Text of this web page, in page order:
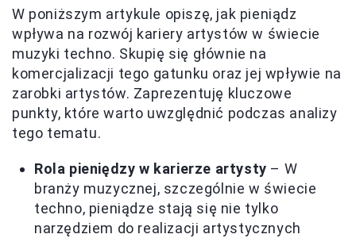
W poniższym artykule opiszę, jak pieniądz
wpływa na rozwój kariery artystów w świecie
muzyki techno. Skupię się głównie na
komercjalizacji tego gatunku oraz jej wpływie na
zarobki artystów. Zaprezentuję kluczowe
punkty, które warto uwzględnić podczas analizy
tego tematu.
Rola pieniędzy w karierze artysty – W
branży muzycznej, szczególnie w świecie
techno, pieniądze stają się nie tylko
narzędziem do realizacji artystycznych